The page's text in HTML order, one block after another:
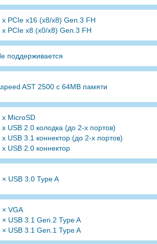
x PCIe x16 (x8/x8) Gen.3 FH
x PCIe x8 (x0/x8) Gen.3 FH
поддерживается
AST 2500 c 64MB памяти
x MicroSD
x USB 2.0 колодка (до 2-х портов)
x USB 3.1 коннектор (до 2-х портов)
x USB 2.0 коннектор
× USB 3.0 Type A
× VGA
× USB 3.1 Gen.2 Type A
× USB 3.1 Gen.1 Type A